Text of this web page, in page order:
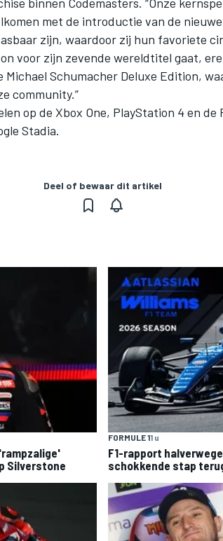
met de introductie van de
zijn, waardoor zij hun favoriete
voor zijn zevende wereldtitel gaat,
Schumacher Deluxe Edition,
community.”
op de Xbox One, PlayStation 4 en
Stadia.
Deel of bewaar dit artikel
Silverstone
FORMULE 11 u
F1-rapport
schokkende stap